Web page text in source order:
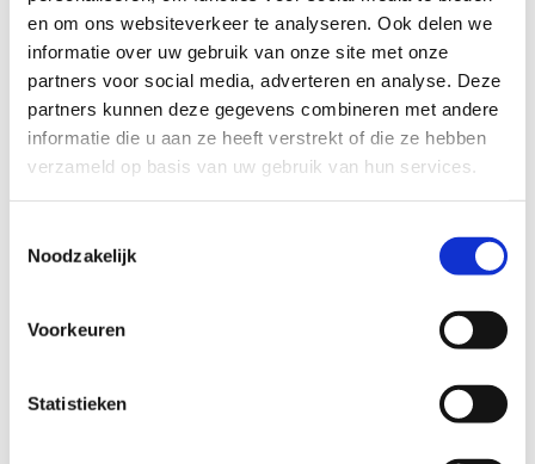
en om ons websiteverkeer te analyseren. Ook delen we
informatie over uw gebruik van onze site met onze
partners voor social media, adverteren en analyse. Deze
partners kunnen deze gegevens combineren met andere
informatie die u aan ze heeft verstrekt of die ze hebben
verzameld op basis van uw gebruik van hun services.
Noodzakelijk
Voorkeuren
Statistieken
Archery Tag, da's
boogschietskills
spanning